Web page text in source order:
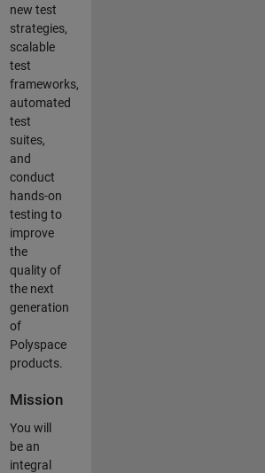
new test
strategies,
scalable
test
frameworks,
automated
test
suites,
and
conduct
hands-on
testing to
improve
the
quality of
the next
generation
of
Polyspace
products.
Mission
You will
be an
integral